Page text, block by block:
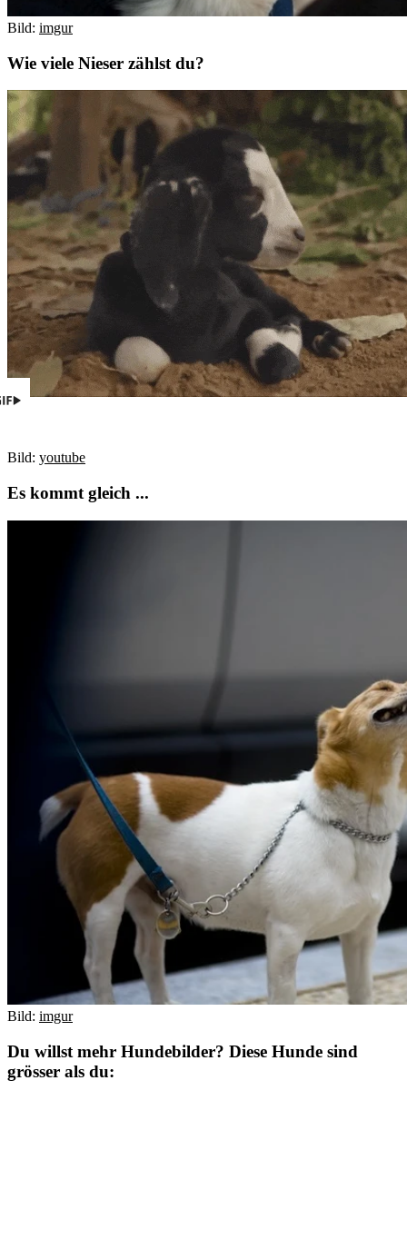
Bild: imgur
Wie viele Nieser zählst du?
Bild: youtube
Es kommt gleich ...
Bild: imgur
Du willst mehr Hundebilder? Diese Hunde sind
grösser als du: